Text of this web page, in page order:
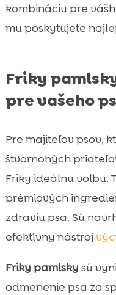
kombináciu pre
mu poskytujete
Friky
pre vašeho
Pre majiteľov psov,
štvornohých
Friky ideálnu voľbu.
prémiových
zdraviu psa. Sú
efektívny nástroj
Friky pamlsky sú
odmenenie psa za